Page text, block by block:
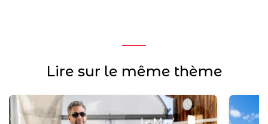
Lire sur le même thème